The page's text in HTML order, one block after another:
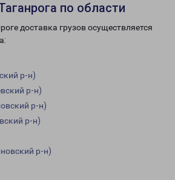
по области
доставка грузов осуществляется
р-н)
р-н)
р-н)
р-н)
р-н)